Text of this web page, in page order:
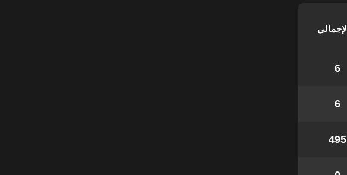
الإجمالي
6
6
495